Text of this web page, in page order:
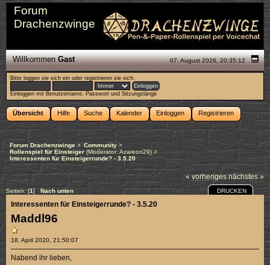
Forum
Drachenzwinge
07. August 2026, 20:35:12
WillkommenGast
Bitte loggen sie sich ein oderregistrieren sie sich.
Einloggen mit Benutzername, Passwort und Sitzungslänge
Übersicht Hilfe Suche Kalender Einloggen Registrieren
Forum Drachenzwinge > Community>
Rollenspiel für Einsteiger(Moderator: Azareon29) >
Interessenten für Einsteigerrunde? - 3.5.20
« vorheriges nächstes »
Seiten: [1]Nach unten DRUCKEN
Maddl96
18. April 2020, 21:50:07
Interessenten für Einsteigerrunde? - 3.5.20
Nabend ihr lieben,